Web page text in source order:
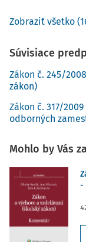
Zobraziť všetko
Súvisiace
Zákon č. 245/
zákon)
Zákon č. 317/
odborných
Mohlo by Vás
-